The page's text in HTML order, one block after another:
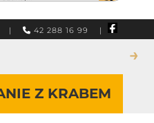
| 42 288 16 99 |
→
Z KRABEM